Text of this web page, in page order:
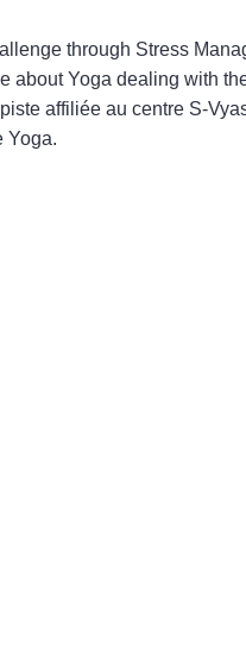
through Stress
about Yoga dealing with
affiliée au centre S-
Yoga.